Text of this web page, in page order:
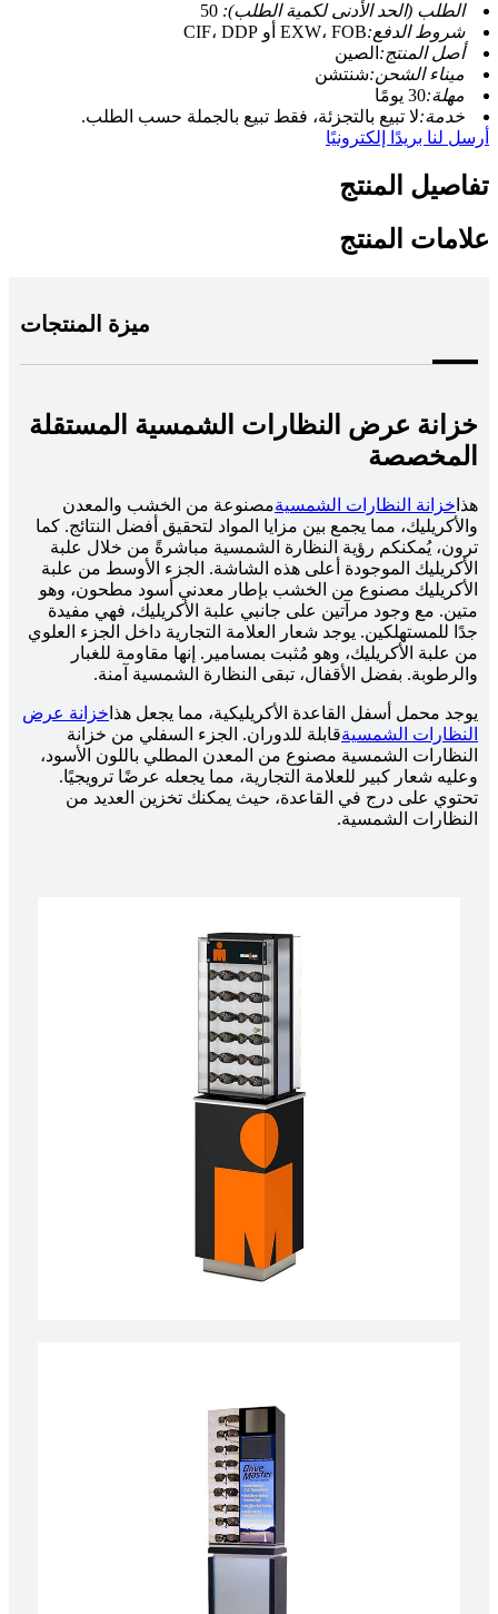
الطلب (الحد الأدنى لكمية الطلب):
شروط الدفع:EXW، FOB أو CIF، DDP
أصل المنتج: الصين
ميناء الشحن:شنتشن
مهلة:30 يومًا
خدمة:لا تبيع بالتجزئة، فقط تبيع بالجملة حسب الطلب.
أرسل لنا بريدًا إلكترونيًا
تفاصيل المنتج
علامات المنتج
ميزة المنتجات
خزانة عرض النظارات الشمسية المستقلة
المخصصة
هذا خزانة النظارات الشمسيةمصنوعة من الخشب والمعدن
والأكريليك، مما يجمع بين مزايا المواد لتحقيق أفضل النتائج. كما
ترون، يُمكنكم رؤية النظارة الشمسية مباشرةً من خلال علبة
الأكريليك الموجودة أعلى هذه الشاشة. الجزء الأوسط من علبة
الأكريليك مصنوع من الخشب بإطار معدني أسود مطحون، وهو
متين. مع وجود مرآتين على جانبي علبة الأكريليك، فهي مفيدة
جدًا للمستهلكين. يوجد شعار العلامة التجارية داخل الجزء العلوي
من علبة الأكريليك، وهو مُثبت بمسامير. إنها مقاومة للغبار
والرطوبة. بفضل الأقفال، تبقى النظارة الشمسية آمنة.
يوجد محمل أسفل القاعدة الأكريليكية، مما يجعل هذا خزانة عرض
النظارات الشمسيةقابلة للدوران. الجزء السفلي من خزانة
النظارات الشمسية مصنوع من المعدن المطلي باللون الأسود،
وعليه شعار كبير للعلامة التجارية، مما يجعله عرضًا ترويجيًا.
تحتوي على درج في القاعدة، حيث يمكنك تخزين العديد من
النظارات الشمسية.